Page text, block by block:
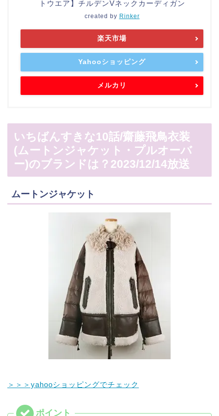
トウエア】チルデンVネックカーディガン
created by Rinker
楽天市場
Yahooショッピング
メルカリ
いちばんすきな10話/齋藤飛鳥衣装
(ムートンジャケット・プルオーバ
ー)のブランドは？2023/12/14放送
ムートンジャケット
＞＞＞yahooショッピングでチェック